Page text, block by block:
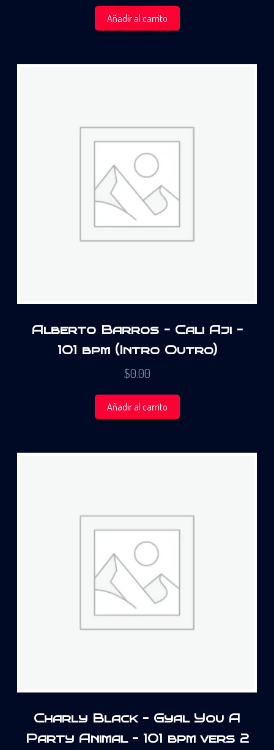
Añadir al carrito
Alberto Barros – Cali Aji –
101 bpm (Intro Outro)
$0.00
Añadir al carrito
Charly Black – Gyal You A
Party Animal – 101 bpm vers 2